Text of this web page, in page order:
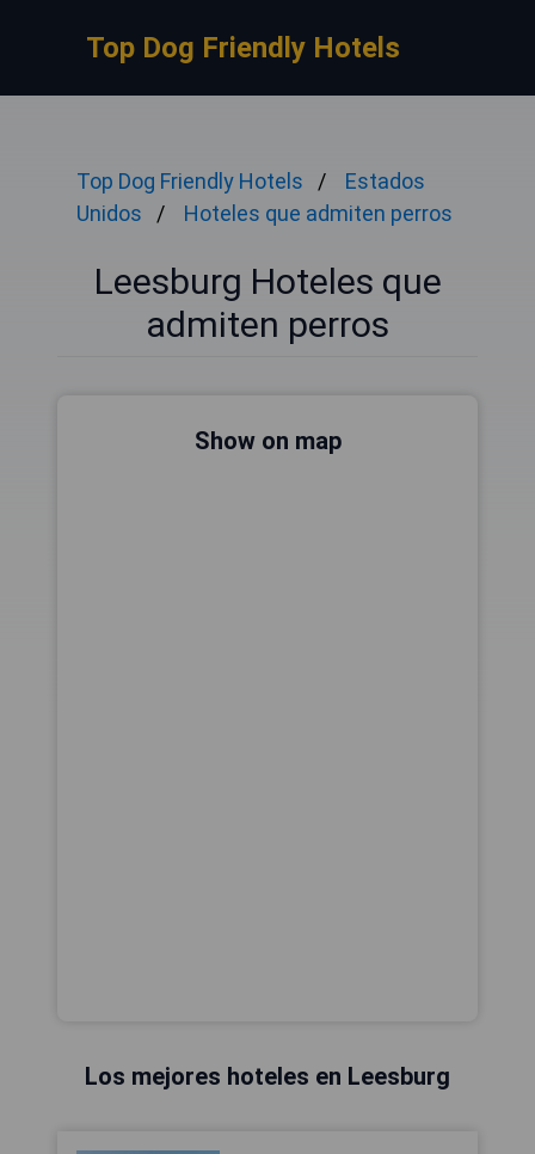
Top Dog Friendly Hotels
Top Dog Friendly Hotels
Estados
Unidos
Hoteles que admiten perros
Leesburg Hoteles que
admiten perros
Show on map
Los mejores hoteles en Leesburg